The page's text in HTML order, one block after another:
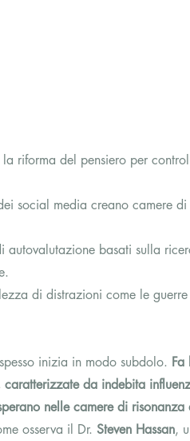
la riforma del pensiero per
social media creano camere
autovalutazione basati sulla
di distrazioni come le
inizia in modo subdolo. Fa
caratterizzate da indebita
nelle camere di
osserva il Dr. Steven Hassan,